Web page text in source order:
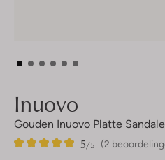
Inuovo
Gouden Inuovo Platte
(2
5/5
2
5